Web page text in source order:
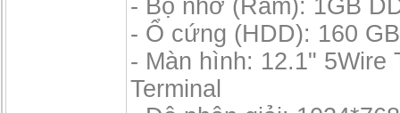
- Bộ nhớ (Ram): 1GB
- Ổ cứng (HDD): 160
- Màn hình: 12.1" 5Wire
Terminal